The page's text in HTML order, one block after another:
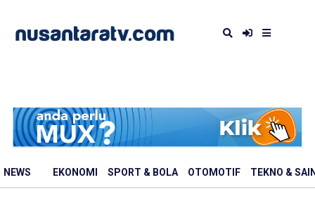
NEWS EKONOMI SPORT & BOLA OTOMOTIF TEKNO &